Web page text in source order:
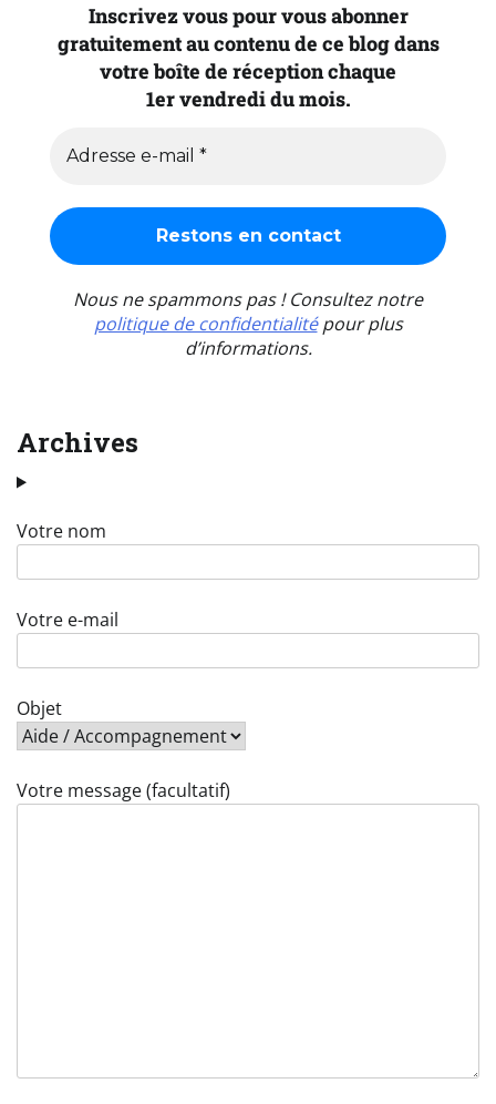
Inscrivez vous pour vous abonner
gratuitement au contenu de ce blog dans
votre boîte de réception chaque
1er vendredi du mois.
Nous ne spammons pas ! Consultez notre
politique de confidentialitépour plus
d’informations.
Archives
Votre nom
Votre e-mail
Objet
Votre message (facultatif)